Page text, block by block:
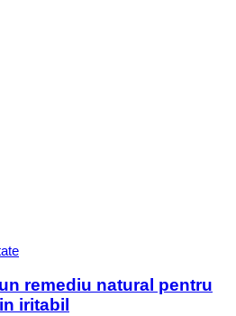
remediu natural pentru
iritabil